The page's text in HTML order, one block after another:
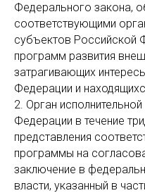
Федерального закона,
соответствующими
субъектов Российской
программ развития
затрагивающих
Федерации и
2. Орган
Федерации в течение
представления
программы на
заключение в
власти, указанный в